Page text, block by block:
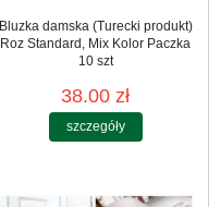
Bluzka damska (Turecki produkt)
Roz Standard, Mix Kolor Paczka
10 szt
38.00 zł
szczegóły